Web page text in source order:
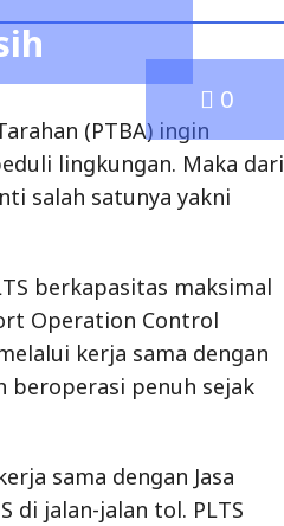
0
(PTBA) ingin
lingkungan. Maka dari
salah satunya yakni
berkapasitas maksimal
Operation Control
kerja sama dengan
beroperasi penuh sejak
sama dengan Jasa
di jalan-jalan tol. PLTS